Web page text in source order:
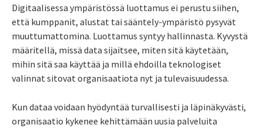
Digitaalisessa ympäristössä luottamus ei perustu siihen,
että kumppanit, alustat tai sääntely-ympäristö pysyvät
muuttumattomina. Luottamus syntyy hallinnasta. Kyvystä
määritellä, missä data sijaitsee, miten sitä käytetään,
mihin sitä saa käyttää ja millä ehdoilla teknologiset
valinnat sitovat organisaatiota nyt ja tulevaisuudessa.
Kun dataa voidaan hyödyntää turvallisesti ja läpinäkyvästi,
organisaatio kykenee kehittämään uusia palveluita